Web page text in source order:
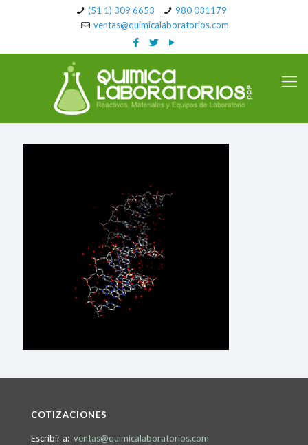
(51 1) 309 6653
980 031179
ventas@quimicalaboratorios.com
COTIZACIONES
Escribir a: ventas@quimicalaboratorios.com